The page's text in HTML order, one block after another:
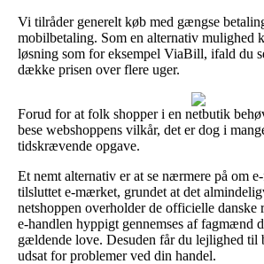
Vi tilråder generelt køb med gængse
mobilbetaling. Som en alternativ mulighed
løsning som for eksempel ViaBill, ifald du
dække prisen over flere uger.
Forud for at folk shopper i en netbutik
bese webshoppens vilkår, det er dog i
tidskrævende opgave.
Et nemt alternativ er at se nærmere på om
tilsluttet e-mærket, grundet at det
netshoppen overholder de officielle danske
e-handlen hyppigt gennemses af fagmænd
gældende love. Desuden får du lejlighed til
udsat for problemer ved din handel.